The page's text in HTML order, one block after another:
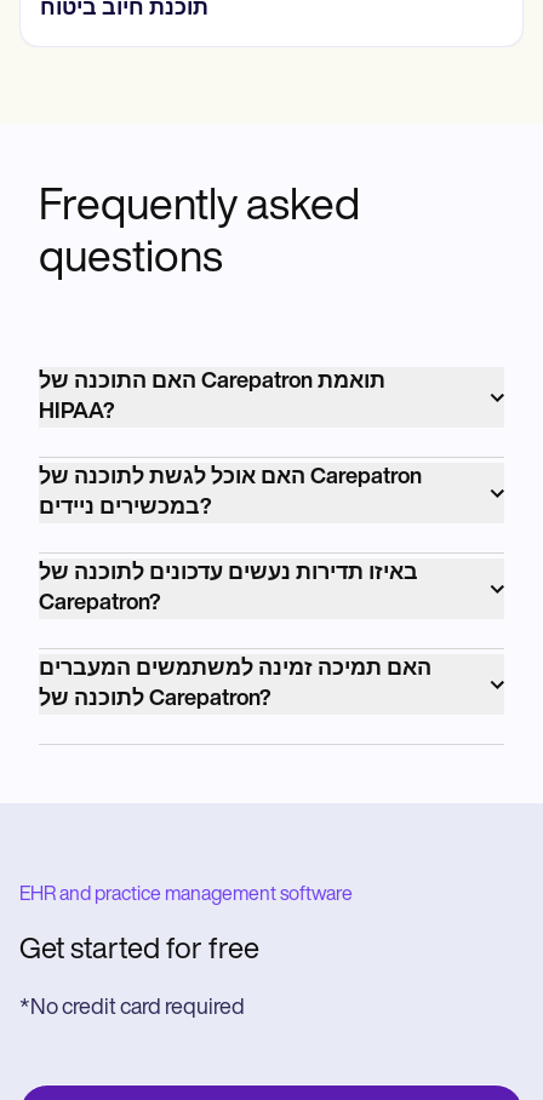
Frequently asked
questions
האם התוכנה של Carepatron תואמת
HIPAA?
כן, התוכנה של Carepatron תואמת לחלוטין
HIPAA, ומבטיחה את האבטחה והסודיות של
נתוני המטופלים.
האם אוכל לגשת לתוכנה של Carepatron
במכשירים ניידים?
התוכנה של Carepatron נגישה במחשבים ניידים,
שולחניים וטלפונים ניידים, ומספקת גמישות
באיזו תדירות נעשים עדכונים לתוכנה של
Carepatron?
עדכונים לתוכנה של Carepatron מתרחשים
בצורה חלקה מאחורי הקלעים, ומבטיחים
למשתמשים לגשת לתכונות העדכניות ביותר
מבלי לשבש את זרימת העבודה שלהם.
האם תמיכה זמינה למשתמשים המעברים
לתוכנה של Carepatron?
Carepatron מציעה תמיכה 24/7 כדי לסייע
EHR and practice management software
Get started for free
*No credit card required